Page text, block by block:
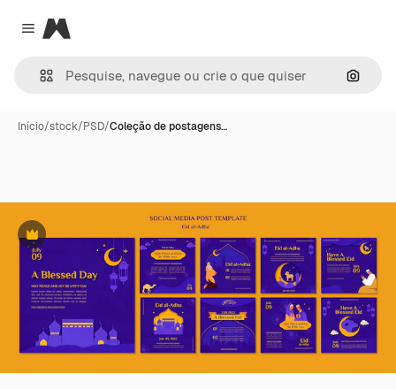
Close menu
Magnific
Início/stock/PSD/Coleção de postagens…
Premium